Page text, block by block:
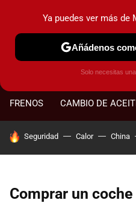
FRENOS CAMBIO DE
HOY SE HABLA DE
Seguridad Calor China
Comprar un
Ya puedes ver más de
Añádenos
Solo necesitas